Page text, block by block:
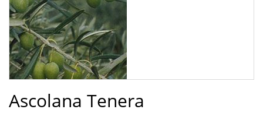
Ascolana Tenera